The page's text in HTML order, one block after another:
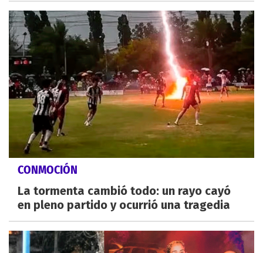
CONMOCIÓN
La tormenta cambió todo: un rayo cayó
en pleno partido y ocurrió una tragedia